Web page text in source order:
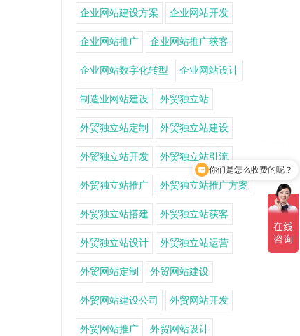
企业网站建设方案 企业网站开发
企业网站推广 企业网站推广获客
企业网站数字化转型 企业网站设计
制造业网站建设 外贸独立站
外贸独立站定制 外贸独立站建设
外贸独立站开发 外贸独立站引流
外贸独立站推广 外贸独立站推广方案
外贸独立站搭建 外贸独立站获客
外贸独立站设计 外贸独立站运营
外贸网站定制 外贸网站建设
外贸网站建设公司 外贸网站开发
外贸网站推广 外贸网站设计
你们是怎么收费的呢？